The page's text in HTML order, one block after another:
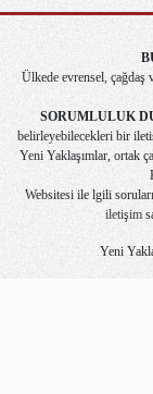
Ülkede evrensel, çağdaş
SORUMLULUK
belirleyebilecekleri bir
Yeni Yaklaşımlar, ortak
Websitesi ile lgili
iletişim
Yeni